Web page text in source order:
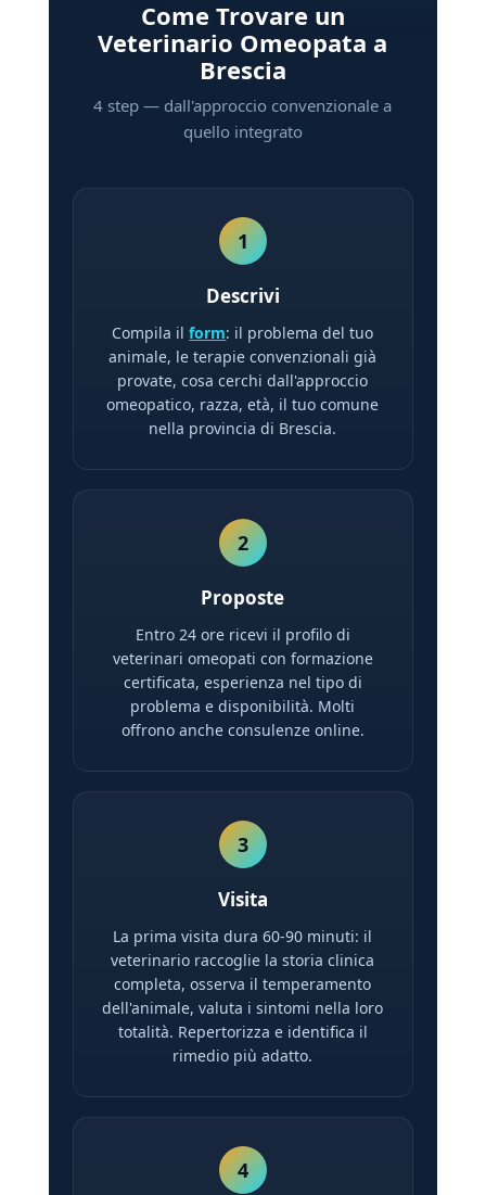
Come Trovare un
Veterinario Omeopata a
Brescia
4 step — dall'approccio convenzionale a
quello integrato
1
Descrivi
Compila ilform: il problema del tuo
animale, le terapie convenzionali già
provate, cosa cerchi dall'approccio
omeopatico, razza, età, il tuo comune
nella provincia di Brescia.
2
Proposte
Entro 24 ore ricevi il profilo di
veterinari omeopati con formazione
certificata, esperienza nel tipo di
problema e disponibilità. Molti
offrono anche consulenze online.
3
Visita
La prima visita dura 60-90 minuti: il
veterinario raccoglie la storia clinica
completa, osserva il temperamento
dell'animale, valuta i sintomi nella loro
totalità. Repertorizza e identifica il
rimedio più adatto.
4